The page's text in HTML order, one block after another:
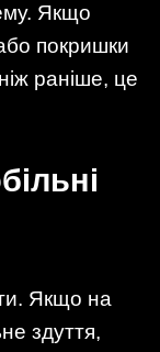
Якщо
покришки
раніше, це
Якщо на
здуття,